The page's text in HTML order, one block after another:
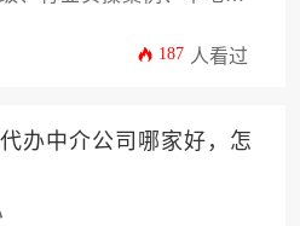
目履历，结合资质代办服
187 人看过
办中介公司哪家好，怎